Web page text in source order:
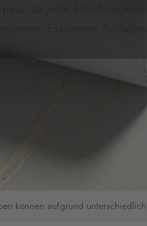
passt zu jeder
Esszimmer,
können aufgrund